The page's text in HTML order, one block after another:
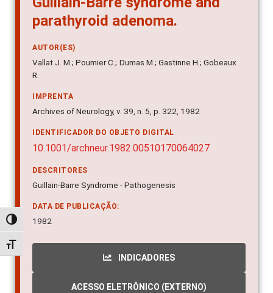
Alternar alto contraste
Alternar tamanho da fonte
parathyroid adenoma.
AUTOR(ES)
Vallat J. M.; Poumier C.; Dumas M.; Gastinne H.; Gobeaux
R.
IMPRENTA
Archives of Neurology, v. 39, n. 5, p. 322, 1982
IDENTIFICADOR DO OBJETO DIGITAL
10.1001/archneur.1982.00510170064027
DESCRITORES
Guillain-Barre Syndrome - Pathogenesis
DATA DE PUBLICAÇÃO:
1982
INDICADORES
ACESSO ELETRÔNICO (EXTERNO)